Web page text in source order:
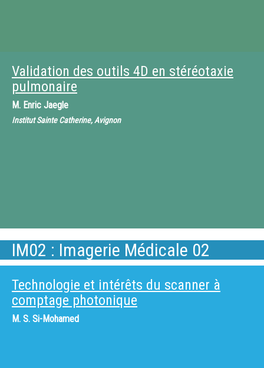
Validation des outils 4D en stéréotaxie
pulmonaire
M. Enric Jaegle
Institut Sainte Catherine, Avignon
IM02 : Imagerie Médicale 02
Technologie et intérêts du scanner à
comptage photonique
M. S. Si-Mohamed